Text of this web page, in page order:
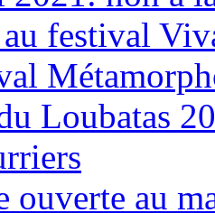
festival
Loubatas
ouverte au